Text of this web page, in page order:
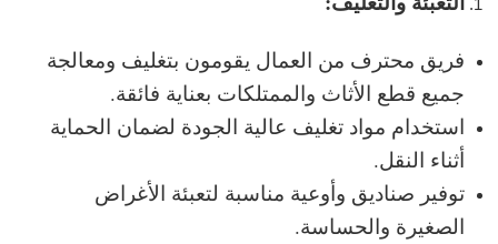
فريق محترف من العمال يقومون بتغليف ومعالجة
جميع قطع الأثاث والممتلكات بعناية فائقة.
استخدام مواد تغليف عالية الجودة لضمان الحماية
أثناء النقل.
توفير صناديق وأوعية مناسبة لتعبئة الأغراض
الصغيرة والحساسة.